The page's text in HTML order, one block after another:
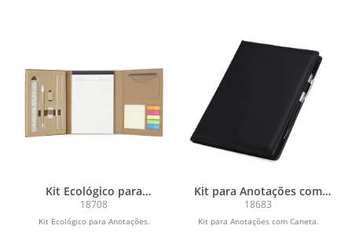
Kit Ecológico para
Anotações
18708
Kit Ecológico para Anotações.
Kit para Anotações com
Caneta
18683
Kit para Anotações com Caneta.